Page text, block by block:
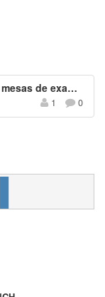
solicitar la justificación
1 0